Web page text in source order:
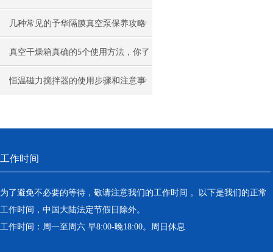
响及对策
几种常见的予华隔膜真空泵保养攻略
真空干燥箱真确的5个使用方法，你了
解多少
恒温磁力搅拌器的使用步骤和注意事
工作时间
为了避免不必要的等待，敬请注意我们的工作时间 。以下是我们的正常
工作时间，中国大陆法定节假日除外。
工作时间：周一至周六 早8:00-晚18:00。周日休息